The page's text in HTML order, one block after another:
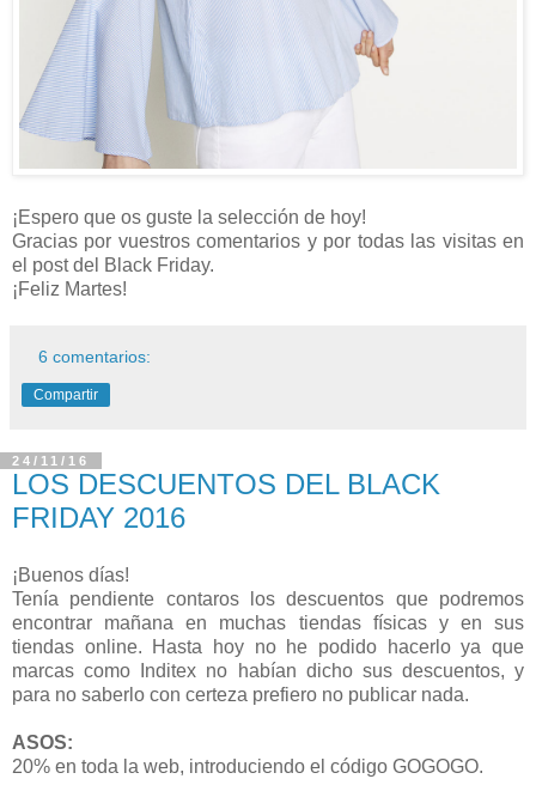
¡Espero que os guste la selección de hoy!
Gracias por vuestros comentarios y por todas las visitas en
el post del Black Friday.
¡Feliz Martes!
6 comentarios:
Compartir
24/11/16
LOS DESCUENTOS DEL BLACK
FRIDAY 2016
¡Buenos días!
Tenía pendiente contaros los descuentos que podremos
encontrar mañana en muchas tiendas físicas y en sus
tiendas online. Hasta hoy no he podido hacerlo ya que
marcas como Inditex no habían dicho sus descuentos, y
para no saberlo con certeza prefiero no publicar nada.
ASOS:
20% en toda la web, introduciendo el código GOGOGO.